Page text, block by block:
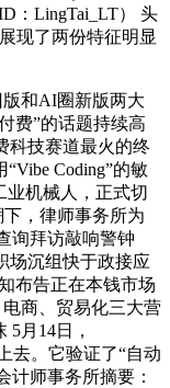
：LingTai_LT） 头
现了两份特征明显
和AI圈新版两大
费”的话题持续高
科技赛道最火的终
Coding”的敏
业机械人，正式切
，律师事务所为
询拜访敲响警钟
沉组快于政接应
布告正在本钱市场
商、贸易化三大营
月14日，
去。它验证了“自动
计师事务所摘要：